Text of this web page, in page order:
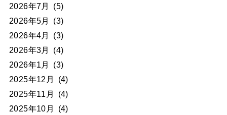
2026年7月
(5)
2026年5月
(3)
2026年4月
(3)
2026年3月
(4)
2026年1月
(3)
2025年12月
(4)
2025年11月
(4)
2025年10月
(4)